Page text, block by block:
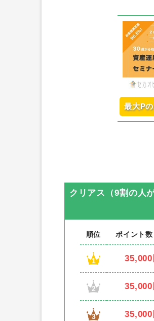
最大P
クリアス（9割の人
順位 ポイント数
1 35,000
2 35,000
3 35,000